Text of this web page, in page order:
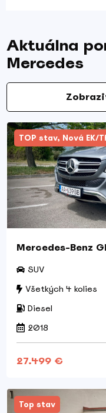
Aktuálna
Mercedes
TOP stav, Nová EK/
Mercedes-Benz
SUV
Všetkých 4 kolies
Diesel
2018
27.499 €
Top stav